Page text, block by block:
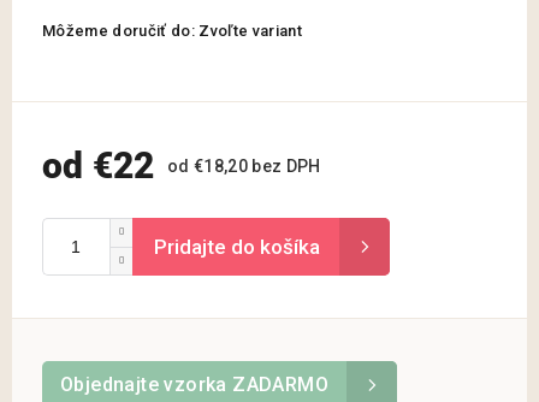
od €22 od €18,20bez DPH
Môžeme doručiť do: Zvoľte variant
Objednajte vzorka ZADARMO